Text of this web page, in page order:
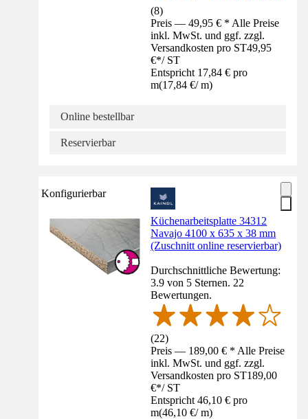
(8)
Preis — 49,95 € * Alle Preise
inkl. MwSt. und ggf. zzgl.
Versandkosten pro ST49,95
€*/ ST
Entspricht 17,84 € pro
m(17,84 €/ m)
Online bestellbar
Reservierbar
Konfigurierbar
Küchenarbeitsplatte 34312
Navajo 4100 x 635 x 38 mm
(Zuschnitt online reservierbar)
Durchschnittliche Bewertung:
3.9 von 5 Sternen. 22
Bewertungen.
(22)
Preis — 189,00 € * Alle Preise
inkl. MwSt. und ggf. zzgl.
Versandkosten pro ST189,00
€*/ ST
Entspricht 46,10 € pro
m(46,10 €/ m)